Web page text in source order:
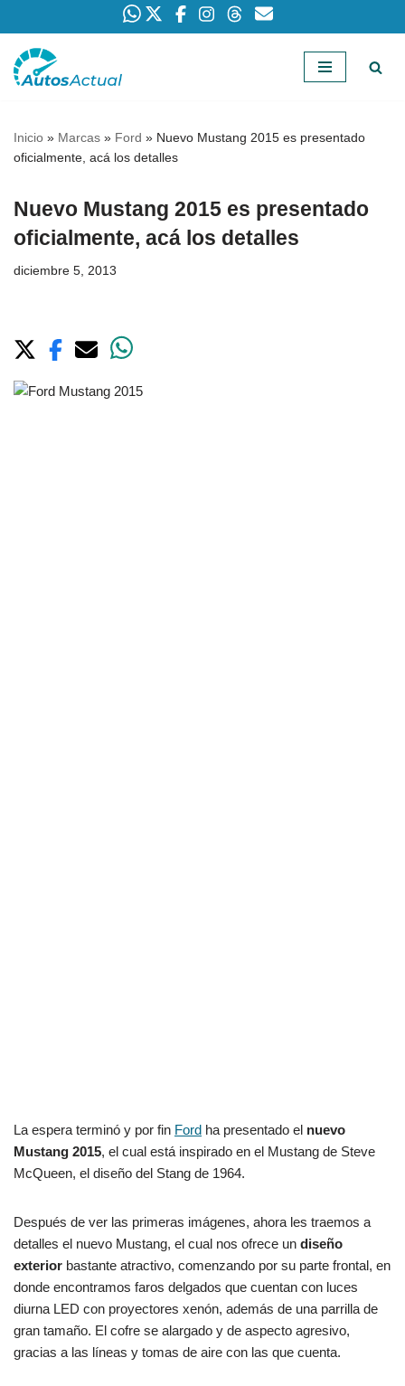
Saltar
Inicio » Marcas » Ford » Nuevo Mustang 2015 es presentado
oficialmente, acá los detalles
Nuevo Mustang 2015 es presentado
oficialmente, acá los detalles
diciembre 5, 2013
La espera terminó y por fin Ford ha presentado el nuevo
Mustang 2015, el cual está inspirado en el Mustang de Steve
McQueen, el diseño del Stang de 1964.
Después de ver las primeras imágenes, ahora les traemos a
detalles el nuevo Mustang, el cual nos ofrece un diseño
exterior bastante atractivo, comenzando por su parte frontal, en
donde encontramos faros delgados que cuentan con luces
diurna LED con proyectores xenón, además de una parrilla de
gran tamaño. El cofre se alargado y de aspecto agresivo,
gracias a las líneas y tomas de aire con las que cuenta.